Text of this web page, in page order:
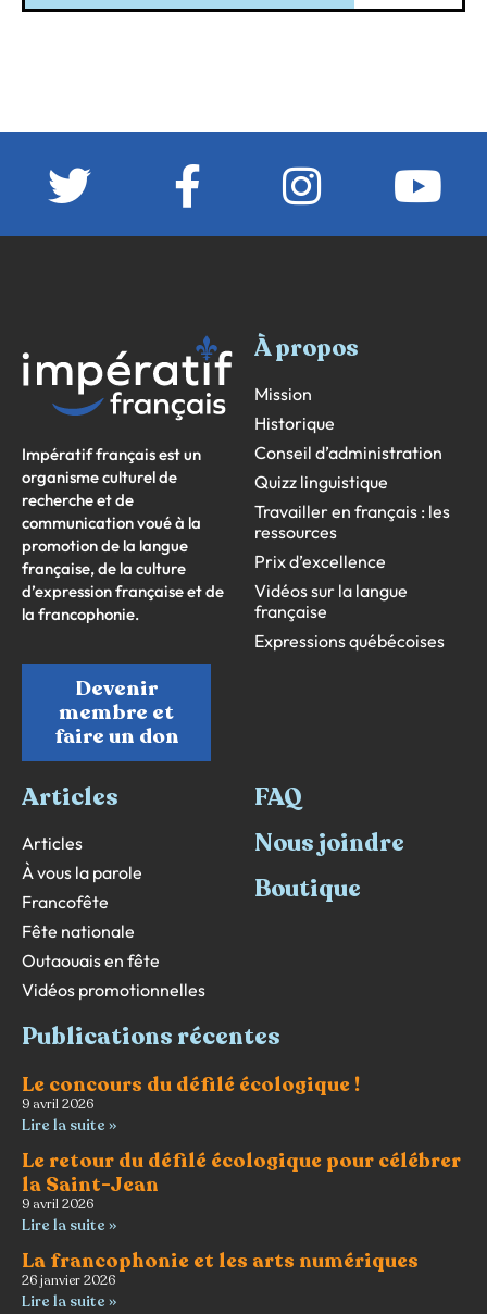
Impératif français est un
organisme culturel de
recherche et de
communication voué à la
promotion de la langue
française, de la culture
d’expression française et de
la francophonie.
Devenir
membre et
faire un don
À propos
Mission
Historique
Conseil d’administration
Quizz linguistique
Travailler en français : les
ressources
Prix d’excellence
Vidéos sur la langue
française
Expressions québécoises
Articles
Articles
À vous la parole
Francofête
Fête nationale
Outaouais en fête
Vidéos promotionnelles
FAQ
Nous joindre
Boutique
Publications récentes
Le concours du défilé écologique !
9 avril 2026
Lire la suite »
Le retour du défilé écologique pour célébrer
la Saint-Jean
9 avril 2026
Lire la suite »
La francophonie et les arts numériques
26 janvier 2026
Lire la suite »